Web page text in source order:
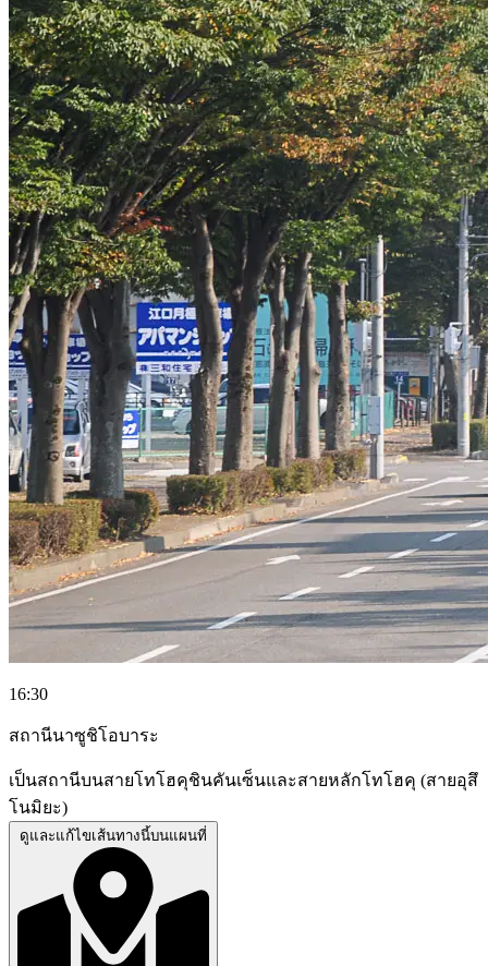
16:30
สถานีนาซูชิโอบาระ
เป็นสถานีบนสายโทโฮคุชินคันเซ็นและสายหลักโทโฮคุ (สายอุสึ
โนมิยะ)
ดูและแก้ไขเส้นทางนี้บนแผนที่